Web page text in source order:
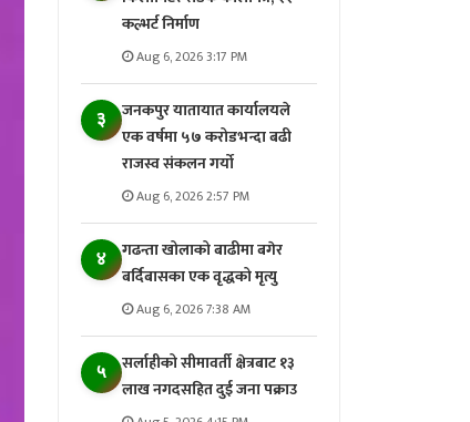
कल्भर्ट निर्माण
Aug 6, 2026 3:17 PM
३
जनकपुर यातायात कार्यालयले
एक वर्षमा ५७ करोडभन्दा बढी
राजस्व संकलन गर्याे
Aug 6, 2026 2:57 PM
४
गढन्ता खोलाको बाढीमा बगेर
बर्दिबासका एक वृद्धको मृत्यु
Aug 6, 2026 7:38 AM
५
सर्लाहीको सीमावर्ती क्षेत्रबाट १३
लाख नगदसहित दुई जना पक्राउ